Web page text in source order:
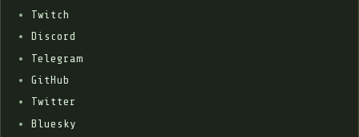
Twitch
Discord
Telegram
GitHub
Twitter
Bluesky